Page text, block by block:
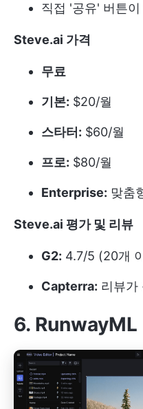
직접 '공유' 버튼이
Steve.ai 가격
무료
기본: $20/월
스타터: $60/월
프로: $80/월
Enterprise: 맞춤
Steve.ai 평가 및 리뷰
G2: 4.7/5 (20개
Capterra: 리뷰가
6. RunwayML